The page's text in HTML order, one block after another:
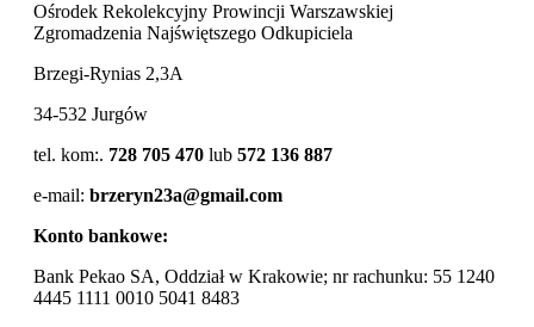
Ośrodek Rekolekcyjny Prowincji Warszawskiej
Zgromadzenia Najświętszego Odkupiciela
Brzegi-Rynias 2,3A
34-532 Jurgów
tel. kom:. 728 705 470 lub 572 136 887
e-mail: brzeryn23a@gmail.com
Konto bankowe:
Bank Pekao SA, Oddział w Krakowie; nr rachunku: 55 1240
4445 1111 0010 5041 8483